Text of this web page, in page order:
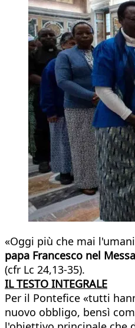
«Oggi più che mai
papa Francesco nel
(cfr Lc 24,13-35).
IL TESTO INTEGRALE
Per il Pontefice «tutti
nuovo obbligo, bensì